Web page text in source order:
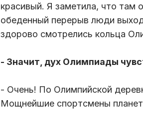
красивый. Я заметила, что там
обеденный перерыв люди
здорово смотрелись кольца
- Значит, дух Олимпиады
- Очень! По Олимпийской
Мощнейшие спортсмены